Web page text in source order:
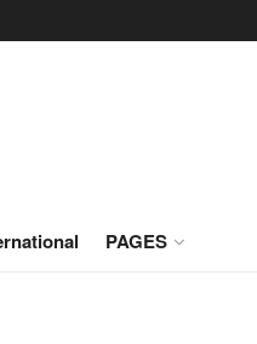
PAGES